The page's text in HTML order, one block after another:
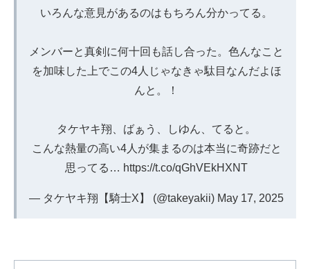
いろんな意見があるのはもちろん分かってる。
メンバーと真剣に何十回も話し合った。色んなこと
を加味した上でこの4人じゃなきゃ駄目なんだよほ
んと。！
タケヤキ翔、ばぁう、しゆん、てると。
こんな熱量の高い4人が集まるのは本当に奇跡だと
思ってる… https://t.co/qGhVEkHXNT
— タケヤキ翔【騎士X】 (@takeyakii) May 17, 2025